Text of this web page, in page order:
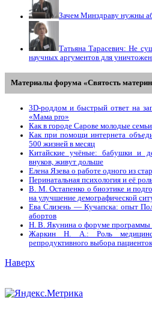
Зачем Минздраву нужны
Татьяна Тарасевич: Не
научных аргументов для
Материалы форума «Святость
3D-роддом и быстрый ответ на
«Мама prо»
Как в городе Сарове молодые
Как при помощи интернета
500 жизней в месяц
Китайские учёные: бабушки и
внуков, живут дольше
Елена Язева о работе одного из
Перинатальная психология и её
В. М. Остапенко о биоэтике и
на улучшение демографической
Ева Слизень — Кучапска: опыт
абортов
Н. В. Якунина о форуме программы
Жаркин Н. А.: Роль
репродуктивного выбора
Наверх